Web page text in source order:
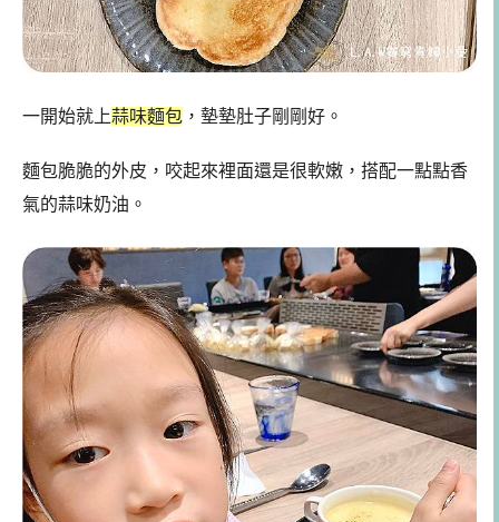
一開始就上蒜味麵包 ，墊墊肚子剛剛好。
麵包脆脆的外皮，咬起來裡面還是很軟嫩，搭配一點點香
氣的蒜味奶油。